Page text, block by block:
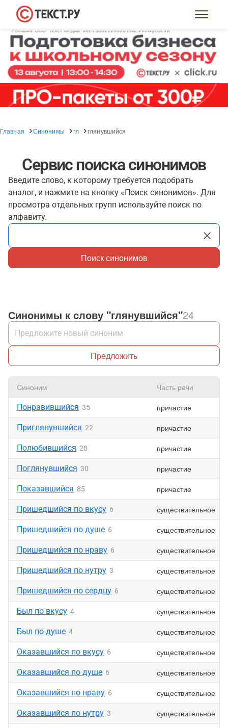
Главная Синонимы гл глянувшийся
Сервис поиска синонимов
Введите слово, к которому требуется подобрать
аналог, и нажмите на кнопку «Поиск синонимов». Для
просмотра отдельных групп используйте поиск по
алфавиту.
Поиск синонимов
Синонимы к слову "глянувшийся"24
Предложить
Синоним Часть речи
Понравившийся 35 причастие
Приглянувшийся 22 причастие
Полюбившийся 28 причастие
Поглянувшийся 30 причастие
Показавшийся 85 причастие
Пришедшийся по вкусу 6 существительное
Пришедшийся по душе 6 существительное
Пришедшийся по нраву 6 существительное
Пришедшийся по нутру 3 существительное
Пришедшийся по сердцу 6 существительное
Был по вкусу 4 существительное
Был по душе 4 существительное
Оказавшийся по вкусу 6 существительное
Оказавшийся по душе 6 существительное
Оказавшийся по нраву 6 существительное
Оказавшийся по нутру 3 существительное